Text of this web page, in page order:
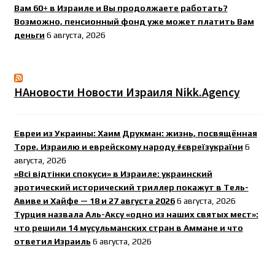
Вам 60+ в Израиле и Вы продолжаете работать?
Возможно, пенсионный фонд уже может платить Вам
деньги 6 августа, 2026
НАновости Новости Израиля Nikk.Agency
Евреи из Украины: Хаим Друкман: жизнь, посвящённая
Торе, Израилю и еврейскому народу #євреїзукраїни 6
августа, 2026
«Всі відтінки спокуси» в Израиле: украинский
эротический исторический триллер покажут в Тель-
Авиве и Хайфе — 18 и 27 августа 2026 6 августа, 2026
Турция назвала Аль-Аксу «одно из наших святых мест»:
что решили 14 мусульманских стран в Аммане и что
ответил Израиль 6 августа, 2026